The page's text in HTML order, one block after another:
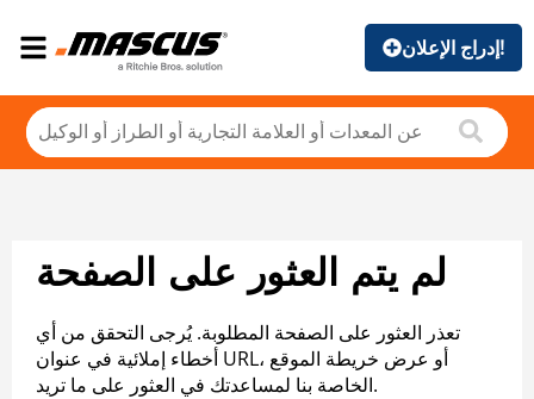
إدراج الإعلان!
لم يتم العثور على الصفحة
تعذر العثور على الصفحة المطلوبة. يُرجى التحقق من أي
أخطاء إملائية في عنوان URL، أو عرض خريطة الموقع
الخاصة بنا لمساعدتك في العثور على ما تريد.